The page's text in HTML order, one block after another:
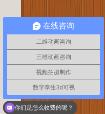
在线咨询
二维动画咨询
三维动画咨询
视频拍摄制作
数字孪生3d可视
你们是怎么收费的呢？